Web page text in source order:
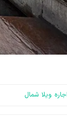
اجاره ویلا شمال